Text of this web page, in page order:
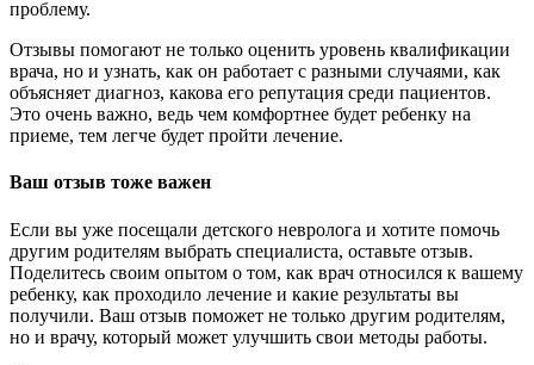
проблему.
Отзывы помогают не только оценить уровень квалификации
врача, но и узнать, как он работает с разными случаями, как
объясняет диагноз, какова его репутация среди пациентов.
Это очень важно, ведь чем комфортнее будет ребенку на
приеме, тем легче будет пройти лечение.
Ваш отзыв тоже важен
Если вы уже посещали детского невролога и хотите помочь
другим родителям выбрать специалиста, оставьте отзыв.
Поделитесь своим опытом о том, как врач относился к вашему
ребенку, как проходило лечение и какие результаты вы
получили. Ваш отзыв поможет не только другим родителям,
но и врачу, который может улучшить свои методы работы.